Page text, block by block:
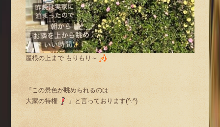
屋根の上まで もりもり～
『この景色が眺められるのは
大家の特権
』と言っております(^.^)